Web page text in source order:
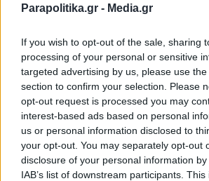
Parapolitika.gr - Media.gr
If you wish to opt-out of the sale, sharing
processing of your personal or sensitive
targeted advertising by us, please use
section to confirm your selection. Please
opt-out request is processed you may
interest-based ads based on personal
us or personal information disclosed to
your opt-out. You may separately opt-out
disclosure of your personal information
IAB’s list of downstream participants.